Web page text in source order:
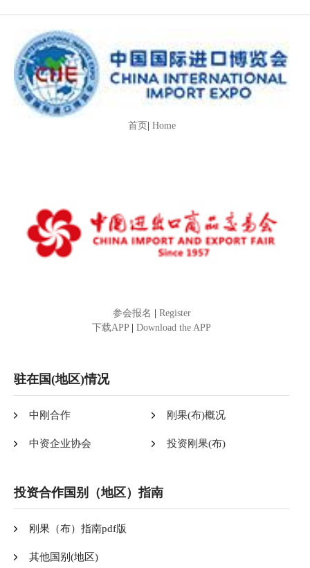
首页| Home
参会报名
Register
下载APP
Download the APP
驻在国(地区)情况
中刚合作 刚果(布)概况
中资企业协会 投资刚果(布)
投资合作国别（地区）指南
刚果（布）指南pdf版
其他国别(地区)